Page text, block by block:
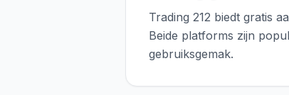
Trading 212 biedt gratis
Beide platforms zijn
gebruiksgemak.